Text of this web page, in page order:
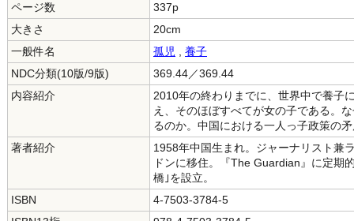
ページ数
337p
大きさ
20cm
一般件名
孤児
養子
NDC分類(10版/9版)
369.44／369.44
内容紹介
2010年の終わりまでに、世界中で養子
え、そのほぼすべてが女の子である。
るのか。中国における一人っ子政策の
著者紹介
1958年中国生まれ。ジャーナリスト兼
ドンに移住。『The Guardian』に定期
橋｣を設立。
ISBN
4-7503-3784-5